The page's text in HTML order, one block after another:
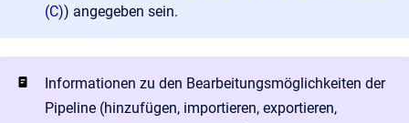
(C)) angegeben sein.
Informationen zu den Bearbeitungsmöglichkeiten der
Pipeline (hinzufügen, importieren, exportieren,